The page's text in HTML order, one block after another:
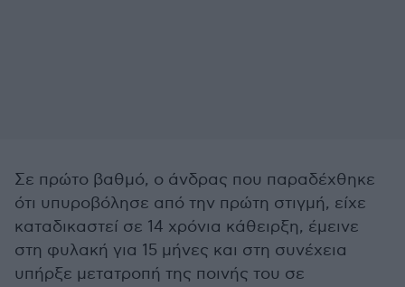
Σε πρώτο βαθμό, ο άνδρας που παραδέχθηκε
ότι υπυροβόλησε από την πρώτη στιγμή, είχε
καταδικαστεί σε 14 χρόνια κάθειρξη, έμεινε
στη φυλακή για 15 μήνες και στη συνέχεια
υπήρξε μετατροπή της ποινής του σε